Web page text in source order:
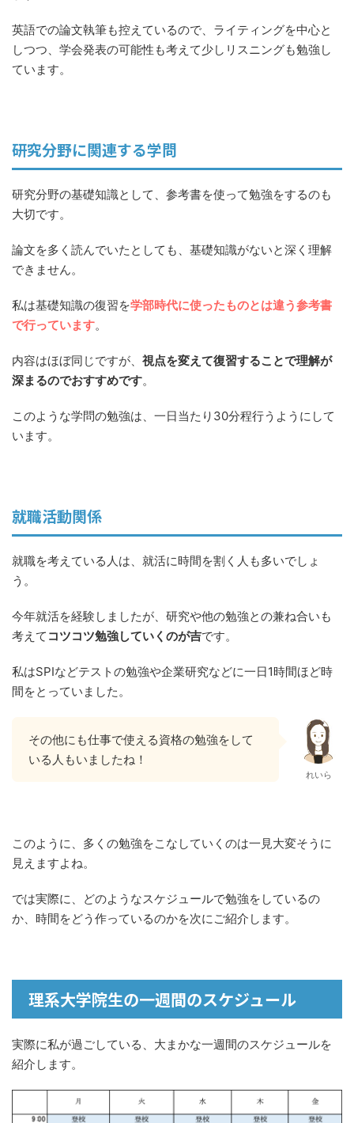
英語での論文執筆も控えているので、ライティングを中心と
しつつ、学会発表の可能性も考えて少しリスニングも勉強し
ています。
研究分野に関連する学問
研究分野の基礎知識として、参考書を使って勉強をするのも
大切です。
論文を多く読んでいたとしても、基礎知識がないと深く理解
できません。
私は基礎知識の復習を学部時代に使ったものとは違う参考書
で行っています。
内容はほぼ同じですが、 視点を変えて復習することで理解が
深まるのでおすすめです。
このような学問の勉強は、一日当たり30分程行うようにして
います。
就職活動関係
就職を考えている人は、就活に時間を割く人も多いでしょ
う。
今年就活を経験しましたが、研究や他の勉強との兼ね合いも
考えて コツコツ勉強していくのが吉です。
私はSPIなどテストの勉強や企業研究などに一日1時間ほど時
間をとっていました。
その他にも仕事で使える資格の勉強をして
いる人もいましたね！
れいら
このように、多くの勉強をこなしていくのは一見大変そうに
見えますよね。
では実際に、どのようなスケジュールで勉強をしているの
か、時間をどう作っているのかを次にご紹介します。
理系大学院生の一週間のスケジュール
実際に私が過ごしている、大まかな一週間のスケジュールを
紹介します。